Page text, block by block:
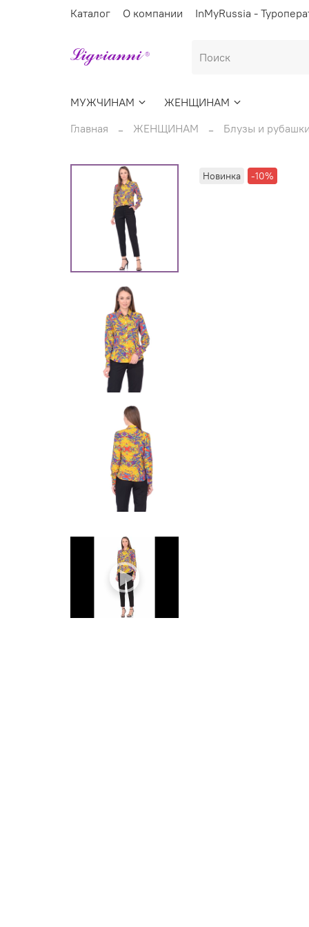
Каталог О компании InMyRussia -
МУЖЧИНАМ
ЖЕНЩИНАМ
Главная
ЖЕНЩИНАМ Блузы и
Новинка -10%